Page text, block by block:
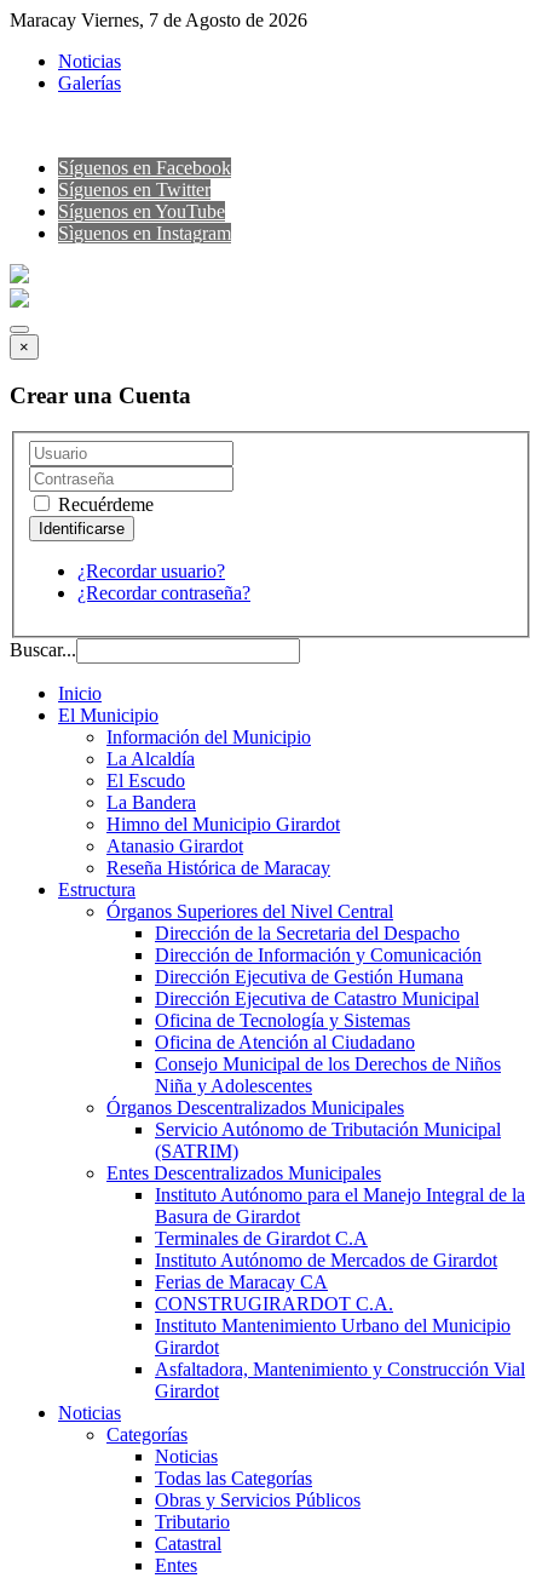
Maracay Viernes, 7 de Agosto de 2026
Noticias
Galerías
Síguenos en Facebook
Síguenos en Twitter
Síguenos en YouTube
Sìguenos en Instagram
×
Crear una Cuenta
Recuérdeme
¿Recordar usuario?
¿Recordar contraseña?
Buscar...
Inicio
El Municipio
Información del Municipio
La Alcaldía
El Escudo
La Bandera
Himno del Municipio Girardot
Atanasio Girardot
Reseña Histórica de Maracay
Estructura
Órganos Superiores del Nivel Central
Dirección de la Secretaria del Despacho
Dirección de Información y Comunicación
Dirección Ejecutiva de Gestión Humana
Dirección Ejecutiva de Catastro Municipal
Oficina de Tecnología y Sistemas
Oficina de Atención al Ciudadano
Consejo Municipal de los Derechos de Niños
Niña y Adolescentes
Órganos Descentralizados Municipales
Servicio Autónomo de Tributación Municipal
(SATRIM)
Entes Descentralizados Municipales
Instituto Autónomo para el Manejo Integral de la
Basura de Girardot
Terminales de Girardot C.A
Instituto Autónomo de Mercados de Girardot
Ferias de Maracay CA
CONSTRUGIRARDOT C.A.
Instituto Mantenimiento Urbano del Municipio
Girardot
Asfaltadora, Mantenimiento y Construcción Vial
Girardot
Noticias
Categorías
Noticias
Todas las Categorías
Obras y Servicios Públicos
Tributario
Catastral
Entes